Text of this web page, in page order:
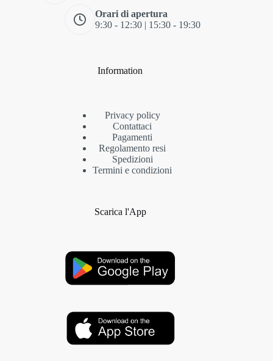
Orari di apertura
9:30 - 12:30 | 15:30 - 19:30
Information
Privacy policy
Contattaci
Pagamenti
Regolamento resi
Spedizioni
Termini e condizioni
Scarica l'App